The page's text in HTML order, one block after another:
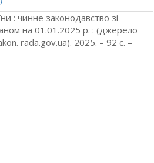
: чинне законодавство зі
на 01.01.2025 р. : (джерело
rada.gov.ua). 2025. – 92 с. –